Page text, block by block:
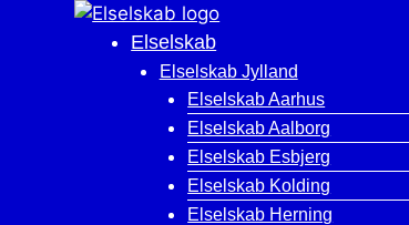
Elselskab
Elselskab Jylland
Elselskab Aarhus
Elselskab Aalborg
Elselskab Esbjerg
Elselskab Kolding
Elselskab Herning